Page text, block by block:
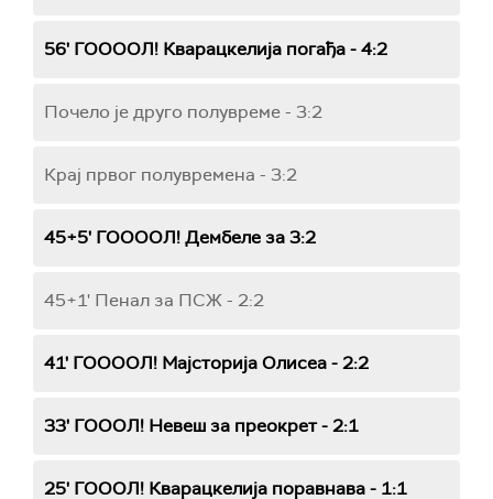
56' ГООООЛ! Кварацкелија погађа - 4:2
Почело је друго полувреме - 3:2
Крај првог полувремена - 3:2
45+5' ГООООЛ! Дембеле за 3:2
45+1' Пенал за ПСЖ - 2:2
41' ГООООЛ! Мајсторија Олисеа - 2:2
33' ГОООЛ! Невеш за преокрет - 2:1
25' ГОООЛ! Кварацкелија поравнава - 1:1